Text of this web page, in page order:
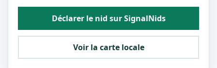
Déclarer le nid sur SignalNids
Voir la carte locale